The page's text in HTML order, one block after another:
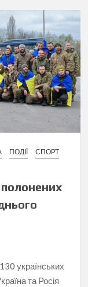
ПОДІЇ
СПОРТ
українських
та Росія